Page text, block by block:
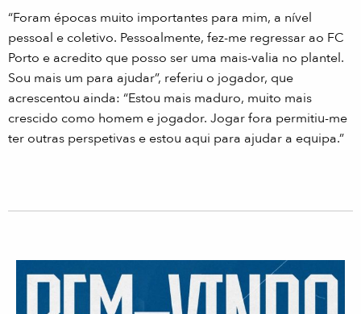
“Foram épocas muito importantes para mim, a nível
pessoal e coletivo. Pessoalmente, fez-me regressar ao FC
Porto e acredito que posso ser uma mais-valia no plantel.
Sou mais um para ajudar”, referiu o jogador, que
acrescentou ainda: “Estou mais maduro, muito mais
crescido como homem e jogador. Jogar fora permitiu-me
ter outras perspetivas e estou aqui para ajudar a equipa.”